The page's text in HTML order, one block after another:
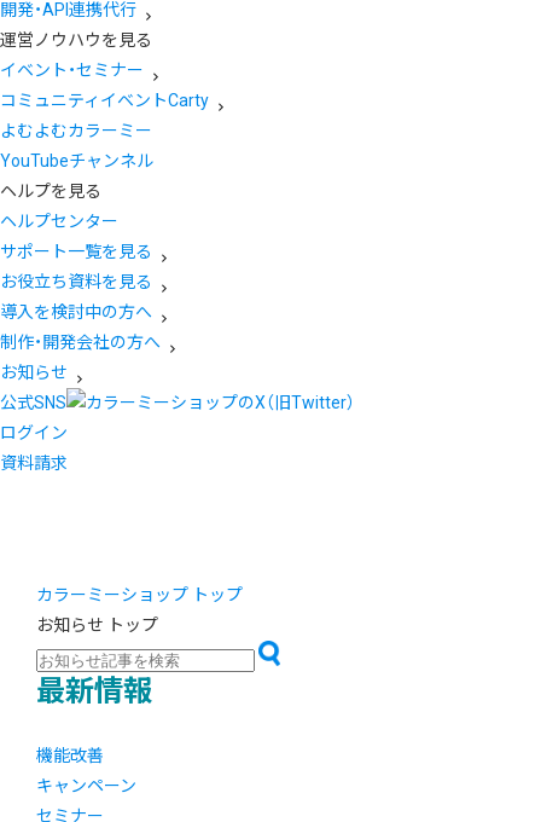
開発・API連携代行
運営ノウハウを見る
イベント・セミナー
コミュニティイベントCarty
よむよむカラーミー
YouTubeチャンネル
ヘルプを見る
ヘルプセンター
サポート一覧を見る
お役立ち資料を見る
導入を検討中の方へ
制作・開発会社の方へ
お知らせ
公式SNS
ログイン
資料請求
カラーミーショップ トップ
お知らせ トップ
最新情報
機能改善
キャンペーン
セミナー